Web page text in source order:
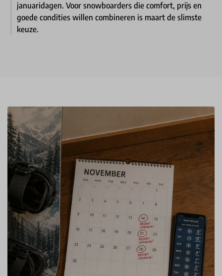
januaridagen. Voor snowboarders die comfort, prijs en
goede condities willen combineren is maart de slimste
keuze.